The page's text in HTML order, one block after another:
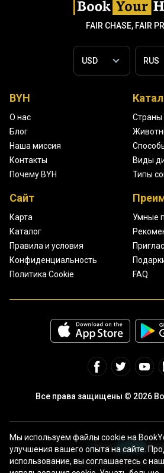
FAIR CHASE, FAIR
BYH
О нас
Блог
Наша миссия
Контакты
Почему BYH
Страны
Виды
Типы
Сайт
Карта
Каталог
Правила и условия
Конфиденциальность
Политика Cookie
Умные
FAQ
Все права защищены © 2026
Онлайн площадка рыболовных
Мы используем файлы cookie на
улучшения вашего опыта на сайте.
использование, вы соглашаетесь с